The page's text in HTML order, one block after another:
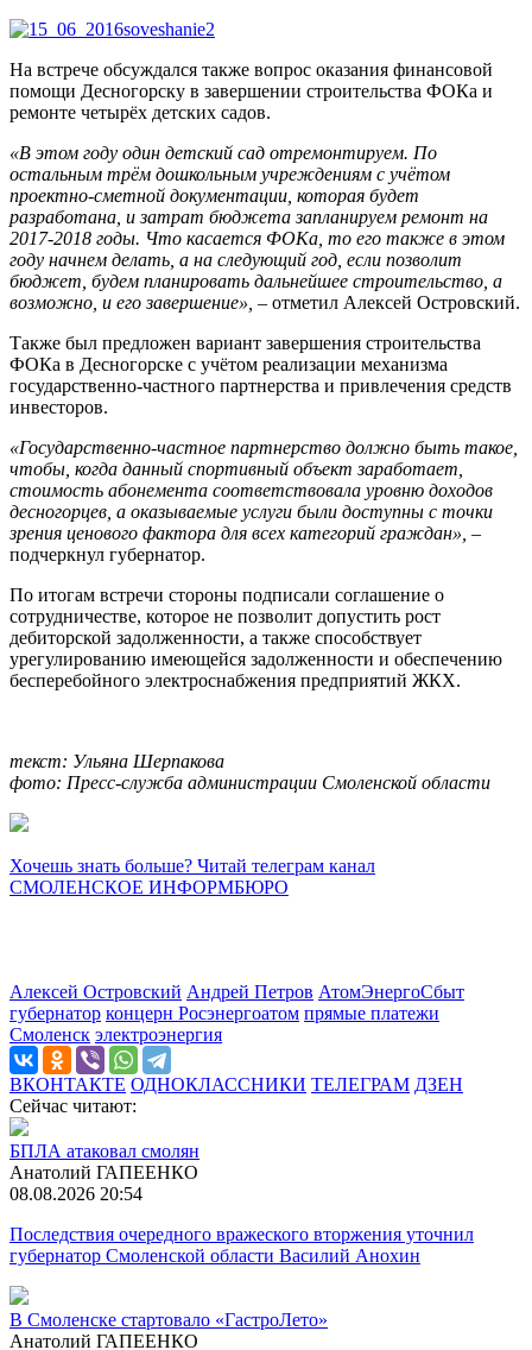
На встрече обсуждался также вопрос оказания финансовой
помощи Десногорску в завершении строительства ФОКа и
ремонте четырёх детских садов.
«В этом году один детский сад отремонтируем. По
остальным трём дошкольным учреждениям с учётом
проектно-сметной документации, которая будет
разработана, и затрат бюджета запланируем ремонт на
2017-2018 годы. Что касается ФОКа, то его также в этом
году начнем делать, а на следующий год, если позволит
бюджет, будем планировать дальнейшее строительство, а
возможно, и его завершение», – отметил Алексей Островский.
Также был предложен вариант завершения строительства
ФОКа в Десногорске с учётом реализации механизма
государственно-частного партнерства и привлечения средств
инвесторов.
«Государственно-частное партнерство должно быть такое,
чтобы, когда данный спортивный объект заработает,
стоимость абонемента соответствовала уровню доходов
десногорцев, а оказываемые услуги были доступны с точки
зрения ценового фактора для всех категорий граждан», –
подчеркнул губернатор.
По итогам встречи стороны подписали соглашение о
сотрудничестве, которое не позволит допустить рост
дебиторской задолженности, а также способствует
урегулированию имеющейся задолженности и обеспечению
бесперебойного электроснабжения предприятий ЖКХ.
текст: Ульяна Шерпакова
фото: Пресс-служба администрации Смоленской области
Хочешь знать больше? Читай телеграм канал
СМОЛЕНСКОЕ ИНФОРМБЮРО
Алексей Островский Андрей Петров АтомЭнергоСбыт
губернатор концерн Росэнергоатом прямые платежи
Смоленск электроэнергия
ВКОНТАКТЕ ОДНОКЛАССНИКИ ТЕЛЕГРАМ ДЗЕН
Сейчас читают:
БПЛА атаковал смолян
Анатолий ГАПЕЕНКО
08.08.2026 20:54
Последствия очередного вражеского вторжения уточнил
губернатор Смоленской области Василий Анохин
В Смоленске стартовало «ГастроЛето»
Анатолий ГАПЕЕНКО